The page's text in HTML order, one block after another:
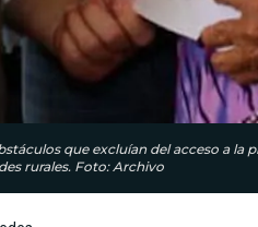
que excluían del acceso a la
rurales. Foto: Archivo